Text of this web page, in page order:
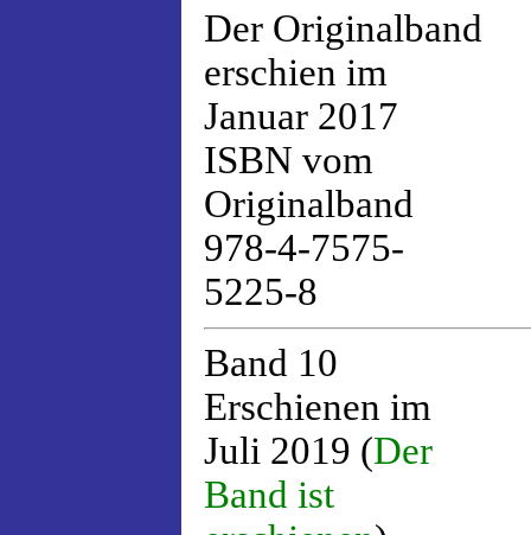
Der Originalband
erschien im
Januar 2017
ISBN vom
Originalband
978-4-7575-
5225-8
Band 10
Erschienen im
Juli 2019 (Der
Band ist